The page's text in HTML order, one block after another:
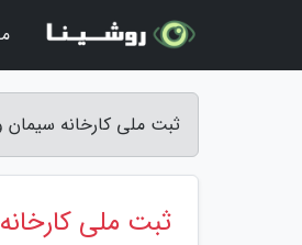
ثبت ملی کارخانه سیمان
ثبت ملی